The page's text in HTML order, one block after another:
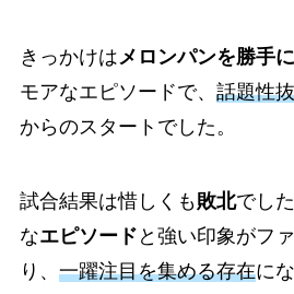
きっかけは メロンパンを勝手
モアなエピソードで、 話題性
からのスタートでした。
試合結果は惜しくも敗北でし
なエピソード と強い印象がフ
り、 一躍注目を集める存在に